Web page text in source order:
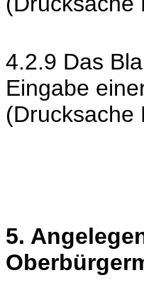
4.2.9 Das
Eingabe
(Drucksache
5.